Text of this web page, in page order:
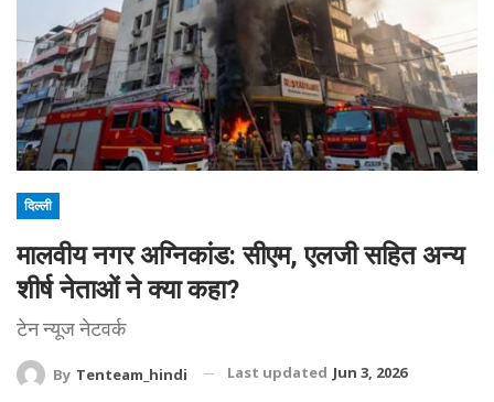
दिल्ली
मालवीय नगर अग्निकांड: सीएम, एलजी सहित अन्य
शीर्ष नेताओं ने क्या कहा?
टेन न्यूज नेटवर्क
By Tenteam_hindi Last updated Jun 3, 2026